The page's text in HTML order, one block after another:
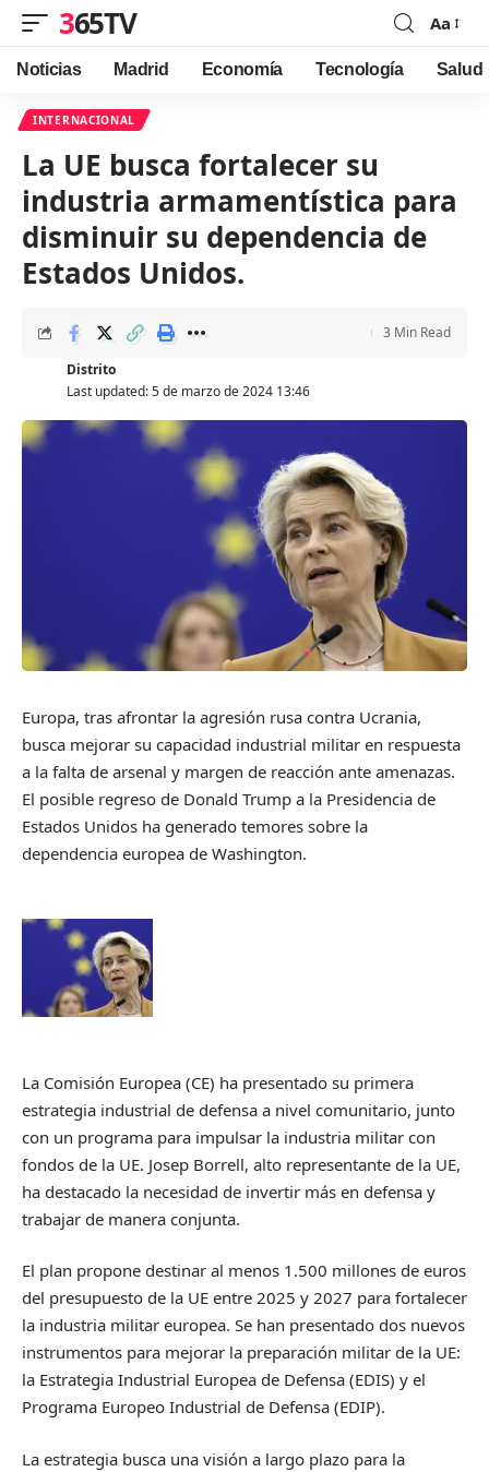
365TV
Font
Resizer
Aa
Noticias Madrid Economía Tecnología Salud
INTERNACIONAL
La UE busca fortalecer su
industria armamentística para
disminuir su dependencia de
Estados Unidos.
Last updated: 5 de marzo de 2024 13:46
Distrito
3 Min Read
Europa, tras afrontar la agresión rusa contra Ucrania,
busca mejorar su capacidad industrial militar en respuesta
a la falta de arsenal y margen de reacción ante amenazas.
El posible regreso de Donald Trump a la Presidencia de
Estados Unidos ha generado temores sobre la
dependencia europea de Washington.
La Comisión Europea (CE) ha presentado su primera
estrategia industrial de defensa a nivel comunitario, junto
con un programa para impulsar la industria militar con
fondos de la UE. Josep Borrell, alto representante de la UE,
ha destacado la necesidad de invertir más en defensa y
trabajar de manera conjunta.
El plan propone destinar al menos 1.500 millones de euros
del presupuesto de la UE entre 2025 y 2027 para fortalecer
la industria militar europea. Se han presentado dos nuevos
instrumentos para mejorar la preparación militar de la UE:
la Estrategia Industrial Europea de Defensa (EDIS) y el
Programa Europeo Industrial de Defensa (EDIP).
La estrategia busca una visión a largo plazo para la